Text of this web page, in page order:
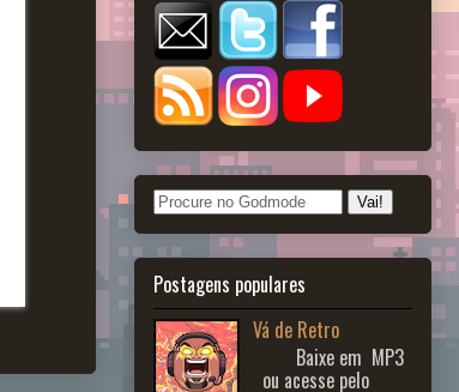
Postagens populares
Vá de Retro
Baixe em MP3
ou acesse pelo